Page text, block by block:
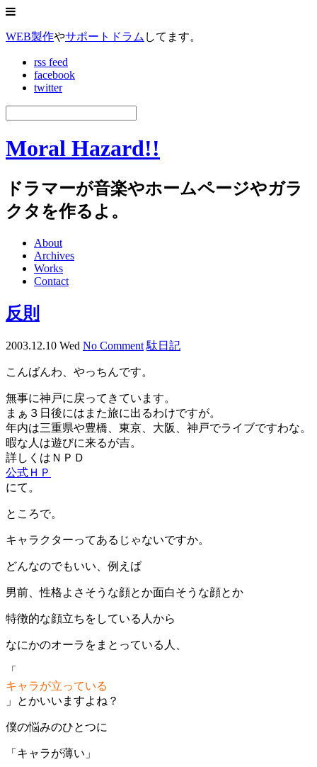
WEB製作やサポートドラム してます。
rss feed
facebook
twitter
Moral Hazard!!
ドラマーが音楽やホームページやガラ
クタを作るよ。
About
Archives
Works
Contact
反則
2003.12.10 Wed No Comment 駄日記
こんばんわ、やっちんです。
無事に神戸に戻ってきています。
まぁ３日後にはまた旅に出るわけですが。
年内は三重県や豊橋、東京、大阪、神戸でライブですわな。
暇な人は遊びに来るが吉。
詳しくはＮＰＤ
公式ＨＰ
にて。
ところで。
キャラクターってあるじゃないですか。
どんなのでもいい、例えば
男前、性格よさそうな顔とか面白そうな顔とか
特徴的な顔立ちをしている人から
なにかのオーラをまとっている人、
「
キャラが立っている
」とかいいますよね？
僕の悩みのひとつに
「キャラが薄い」